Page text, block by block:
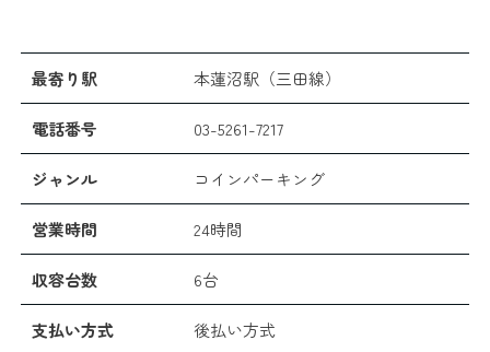
最寄り駅 本蓮沼駅（三田線）
電話番号 03-5261-7217
ジャンル コインパーキング
営業時間 24時間
収容台数 6台
支払い方式 後払い方式